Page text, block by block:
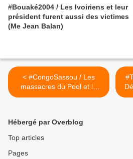
#Bouaké2004 / Les Ivoiriens et leur
président furent aussi des victimes
(Me Jean Balan)
< #CongoSassou / Les
massacres du Pool et la
politique des trois singes,
Hébergé par Overblog
Top articles
Pages